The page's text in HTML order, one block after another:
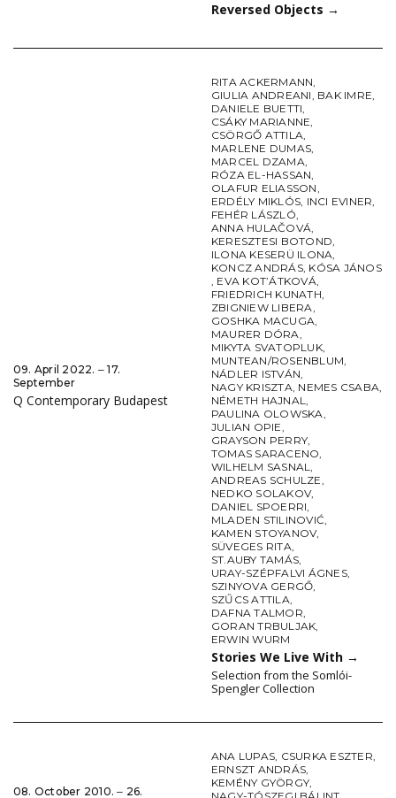
Reversed Objects →
09. April 2022. ‒ 17.
September
Q Contemporary Budapest
RITA ACKERMANN,
GIULIA ANDREANI, BAK IMRE,
DANIELE BUETTI,
CSÁKY MARIANNE,
CSÖRGŐ ATTILA,
MARLENE DUMAS,
MARCEL DZAMA,
RÓZA EL-HASSAN,
OLAFUR ELIASSON,
ERDÉLY MIKLÓS, INCI EVINER,
FEHÉR LÁSZLÓ,
ANNA HULAČOVÁ,
KERESZTESI BOTOND,
ILONA KESERÜ ILONA,
KONCZ ANDRÁS, KÓSA JÁNOS
, EVA KOT’ÁTKOVÁ,
FRIEDRICH KUNATH,
ZBIGNIEW LIBERA,
GOSHKA MACUGA,
MAURER DÓRA,
MIKYTA SVATOPLUK,
MUNTEAN/ROSENBLUM,
NÁDLER ISTVÁN,
NAGY KRISZTA, NEMES CSABA,
NÉMETH HAJNAL,
PAULINA OLOWSKA,
JULIAN OPIE,
GRAYSON PERRY,
TOMAS SARACENO,
WILHELM SASNAL,
ANDREAS SCHULZE,
NEDKO SOLAKOV,
DANIEL SPOERRI,
MLADEN STILINOVIĆ,
KAMEN STOYANOV,
SÜVEGES RITA,
ST.AUBY TAMÁS,
URAY-SZÉPFALVI ÁGNES,
SZINYOVA GERGŐ,
SZŰCS ATTILA,
DAFNA TALMOR,
GORAN TRBULJAK,
ERWIN WURM
Stories We Live With →
Selection from the Somlói-
Spengler Collection
08. October 2010. ‒ 26.
ANA LUPAS, CSURKA ESZTER,
ERNSZT ANDRÁS,
KEMÉNY GYÖRGY,